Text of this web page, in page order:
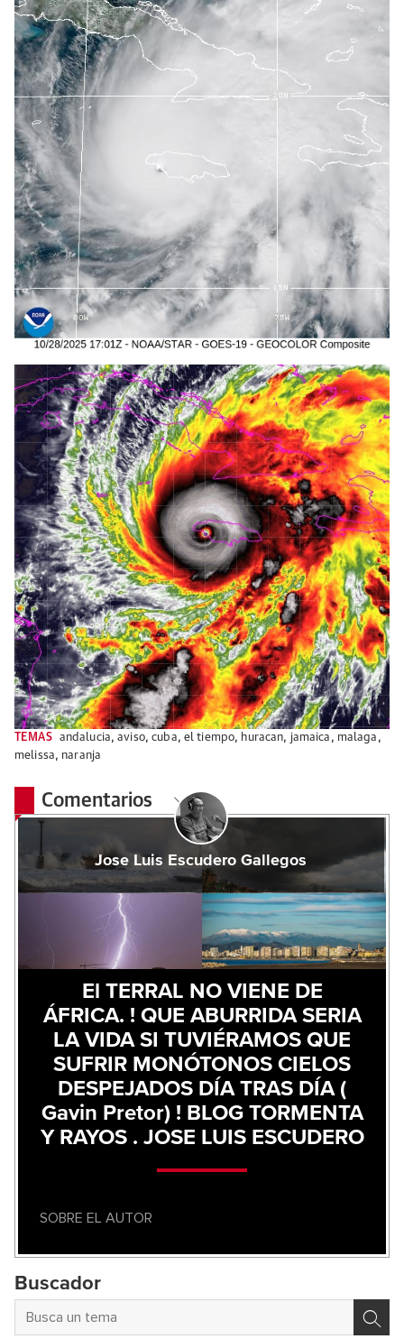
TEMAS andalucia,aviso,cuba, el tiempo, huracan, jamaica , malaga ,
melissa, naranja
Comentarios
Jose Luis Escudero Gallegos
El TERRAL NO VIENE DE
ÁFRICA. ! QUE ABURRIDA SERIA
LA VIDA SI TUVIÉRAMOS QUE
SUFRIR MONÓTONOS CIELOS
DESPEJADOS DÍA TRAS DÍA (
Gavin Pretor) ! BLOG TORMENTA
Y RAYOS . JOSE LUIS ESCUDERO
SOBRE EL AUTOR
Buscador